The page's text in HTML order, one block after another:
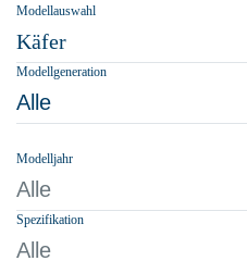
Modellauswahl
Käfer
Modellgeneration
Alle
Modelljahr
Alle
Spezifikation
Alle